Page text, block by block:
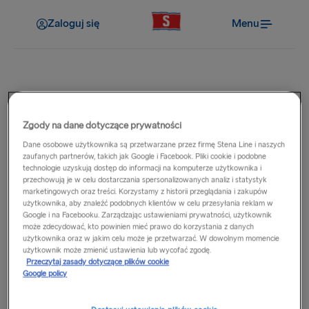
Zaloguj się Menu
Czy kajuta jest wliczona w
cenę?
Na rejsach, na których kabina lub fotel rozkładany są
obowiązkowe, ich koszt jest wliczony w cenę podaną dla
danego rejsu. Na trasach, gdzie kabiny lub fotele rozkładane
stanowią opcjonalny dodatek, koszt zostanie doliczony
tylko wtedy, gdy wybierzesz preferowany typ miejsca lub
kabiny. Oferujemy szeroki wybór miejsc siedzących i kabin
Zgody na dane dotyczące prywatności
Dane osobowe użytkownika są przetwarzane przez firmę Stena Line i naszych
zaufanych partnerów, takich jak Google i Facebook. Pliki cookie i podobne
technologie uzyskują dostęp do informacji na komputerze użytkownika i
przechowują je w celu dostarczania spersonalizowanych analiz i statystyk
marketingowych oraz treści. Korzystamy z historii przeglądania i zakupów
użytkownika, aby znaleźć podobnych klientów w celu przesyłania reklam w
Google i na Facebooku. Zarządzając ustawieniami prywatności, użytkownik
może zdecydować, kto powinien mieć prawo do korzystania z danych
użytkownika oraz w jakim celu może je przetwarzać. W dowolnym momencie
użytkownik może zmienić ustawienia lub wycofać zgodę.
Przeczytaj zasady dotyczące plików cookie
Google policy